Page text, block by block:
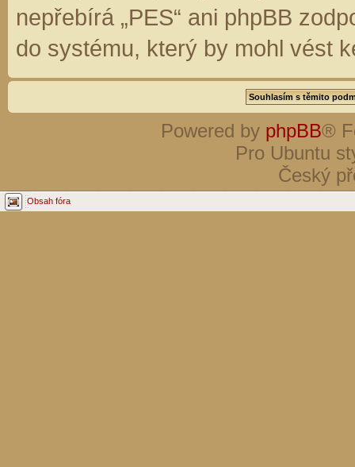
nepřebírá „PES“ ani phpBB
do systému, který by mohl vést
Powered by phpBB®
Pro Ubuntu
Český
Obsah fóra